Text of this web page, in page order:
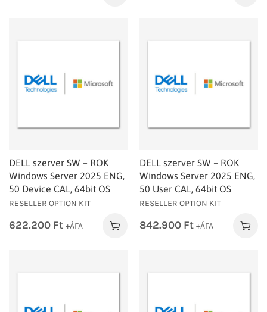
DELL szerver SW – ROK
Windows Server 2025 ENG,
50 Device CAL, 64bit OS
RESELLER OPTION KIT
622.200 Ft +ÁFA
DELL szerver SW – ROK
Windows Server 2025 ENG,
50 User CAL, 64bit OS
RESELLER OPTION KIT
842.900 Ft +ÁFA